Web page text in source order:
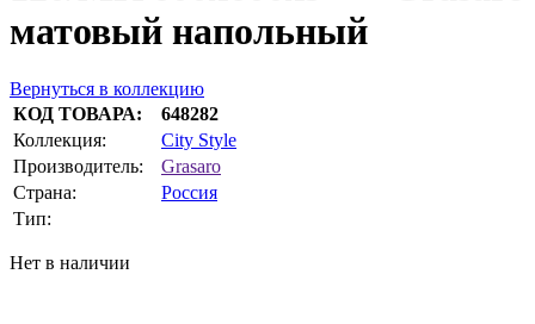
матовый напольный
Вернуться в коллекцию
КОД ТОВАРА:
648282
Коллекция:
City Style
Производитель:
Grasaro
Страна:
Россия
Тип:
Нет в наличии